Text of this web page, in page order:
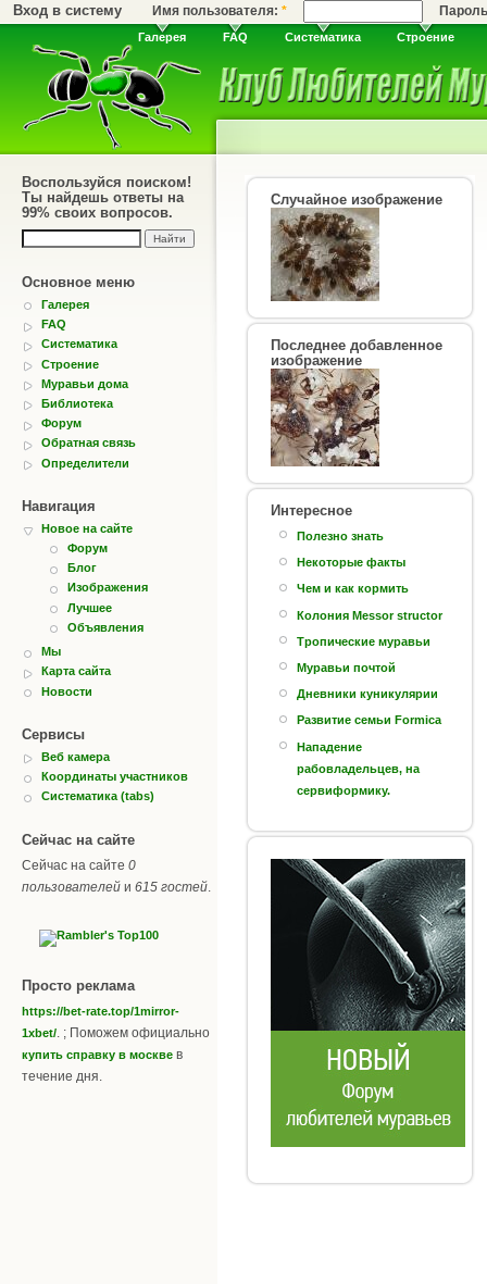
Вход в систему Имя пользователя:*
Галерея FAQ Систематика Строение
Воспользуйся поиском!
Ты найдешь ответы на
99% своих вопросов.
Основное меню
Галерея
FAQ
Систематика
Строение
Муравьи дома
Библиотека
Форум
Обратная связь
Определители
Навигация
Новое на сайте
Форум
Блог
Изображения
Лучшее
Объявления
Мы
Карта сайта
Новости
Сервисы
Веб камера
Координаты участников
Систематика (tabs)
Сейчас на сайте
Сейчас на сайте 0
пользователей и 615 гостей
Просто реклама
https://bet-rate.top/1mirror-
1xbet/ . ; Поможем официально
купить справку в москве в
течение дня.
Случайное изображение
Последнее добавленное
изображение
Интересное
Полезно знать
Некоторые факты
Чем и как кормить
Колония Messor structor
Тропические муравьи
Муравьи почтой
Дневники куникулярии
Развитие семьи Formica
Нападение
рабовладельцев, на
сервиформику.